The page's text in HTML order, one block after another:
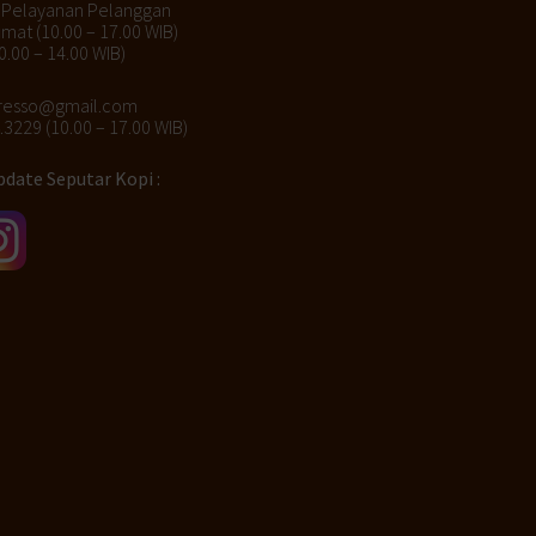
Pelanggan
(10.00 – 17.00 WIB)
– 14.00 WIB)
(10.00 – 17.00 WIB)
Seputar Kopi :